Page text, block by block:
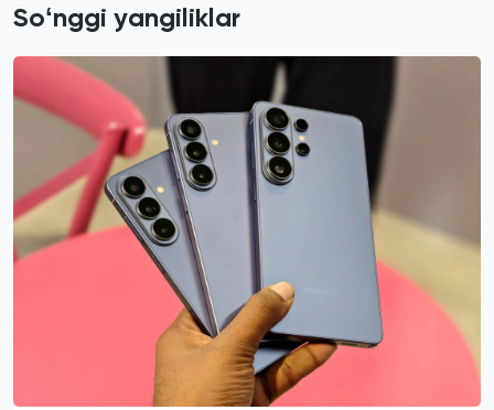
Soʻnggi yangiliklar